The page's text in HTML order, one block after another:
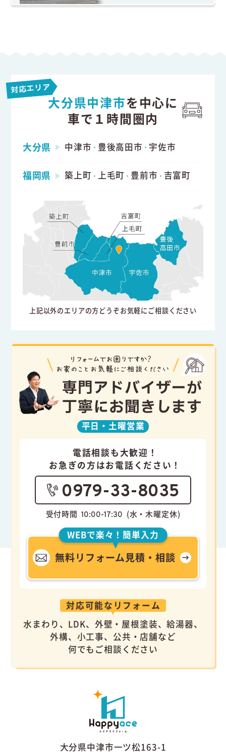
対応エリア
大分県中津市を中心に
車で１時間圏内
大分県 中津市 ・ 豊後高田市 ・ 宇佐市
福岡県 築上町 ・ 上毛町 ・ 豊前市 ・ 吉富町
上記以外のエリアの方どうぞお気軽にご相談ください
専門アドバイザーが
丁寧にお聞きします
平日・土曜営業
電話相談も大歓迎！
お急ぎの方はお電話ください！
0979-33-8035
受付時間 10:00-17:30 (水・木曜定休)
WEBで楽々！簡単入力
無料リフォーム見積・相談
対応可能なリフォーム
水まわり、LDK、外壁・屋根塗装、給湯器、
外構、小工事、公共・店舗など
何でもご相談ください
大分県中津市一ツ松163-1